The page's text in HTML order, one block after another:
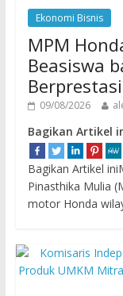
Ekonomi Bisnis
MPM
Beasiswa
09/08/2026
Bagikan Artikel
Bagikan Artikel
Pinasthika Mulia
motor Honda